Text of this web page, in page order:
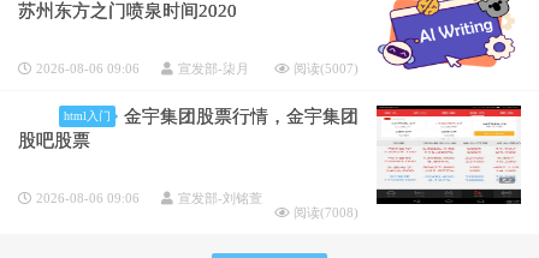
苏州东方之门喷泉时间2020
2026-08-06 09:06 宣发部-柒月 阅读(5007)
html入门
金宇集团股票行情，金宇集团
股吧股票
2026-08-06 09:06
宣发部-刘铭萱
阅读(7008)